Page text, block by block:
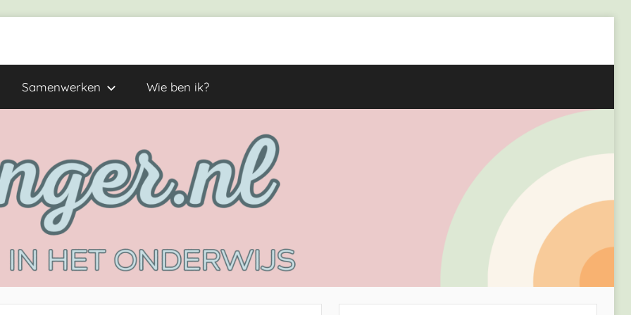
Samenwerken Wie ben ik?